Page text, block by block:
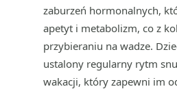
zaburzeń hormonalnych,
apetyt i metabolizm, co z
przybieraniu na wadze.
ustalony regularny rytm
wakacji, który zapewni im